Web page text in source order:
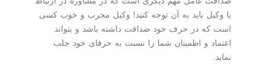
با وكیل باید به آن توجه كنید! وكیل مجرب و خوب كسی
است كه در حرف خود صداقت داشته باشد و بتواند
اعتماد و اطمینان شما را نسبت به حرفای خود جلب